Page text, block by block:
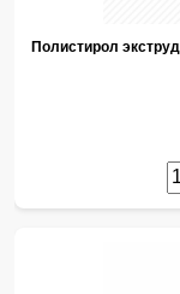
Полистирол